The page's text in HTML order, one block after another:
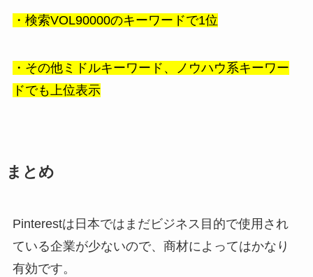
・検索VOL90000のキーワードで1位
・その他ミドルキーワード、ノウハウ系キーワー
ドでも上位表示
まとめ
Pinterestは日本ではまだビジネス目的で使用され
ている企業が少ないので、商材によってはかなり
有効です。